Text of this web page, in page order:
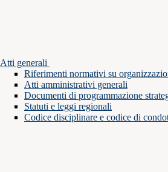
Atti generali
Riferimenti normativi su
Atti amministrativi generali
Documenti di programmazione
Statuti e leggi regionali
Codice disciplinare e codice di